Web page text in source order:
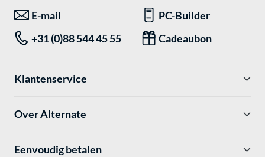
E-mail
PC-Builder
+31 (0)88 544 45 55
Cadeaubon
Klantenservice
Over Alternate
Eenvoudig betalen